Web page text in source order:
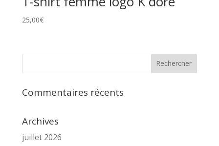
25,00€
Commentaires récents
Archives
juillet 2026